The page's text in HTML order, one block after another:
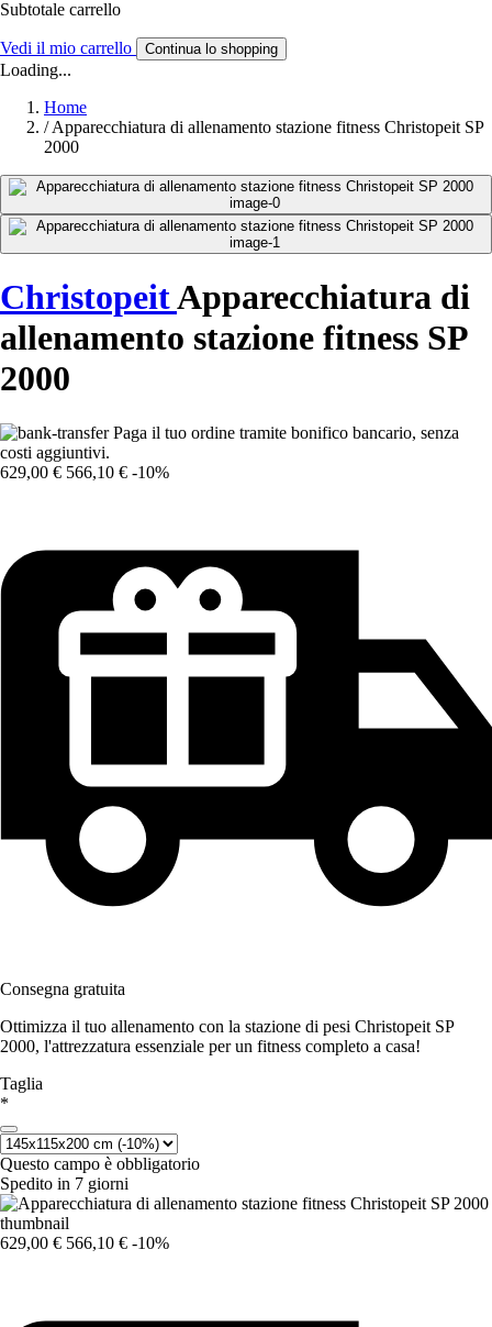
Subtotale carrello
Vedi il mio carrello Continua lo shopping
Loading...
Home
/ Apparecchiatura di allenamento stazione fitness Christopeit SP
2000
ChristopeitApparecchiatura di
allenamento stazione fitness SP
2000
Paga il tuo ordine tramite bonifico bancario, senza
costi aggiuntivi.
629,00 € 566,10 € -10%
Consegna gratuita
Ottimizza il tuo allenamento con la stazione di pesi Christopeit SP
2000, l'attrezzatura essenziale per un fitness completo a casa!
Taglia
*
Questo campo è obbligatorio
Spedito in 7 giorni
629,00 € 566,10 € -10%